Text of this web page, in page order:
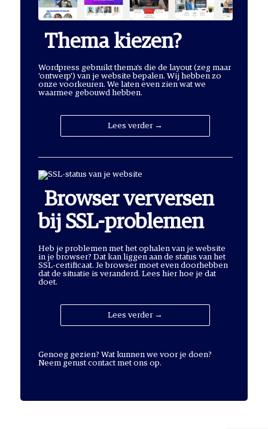
Thema kiezen?
Wordpress gebruikt thema's die de layout (zeg maar
'ontwerp') van je website bepalen. Wij hebben zo
onze voorkeuren. We laten even zien wat we
waarmee gebouwd hebben.
Lees verder →
Browser verversen
bij SSL-problemen
Heb je problemen met het ophalen van je website
in je browser? Dat kan liggen aan de status van het
SSL-certificaat. Je browser moet even doorhebben
dat de situatie is veranderd. Lees hier hoe je dat
doet.
Lees verder →
Genoeg gezien? Wat kunnen we voor je doen?
Neem gerust contact met ons op.